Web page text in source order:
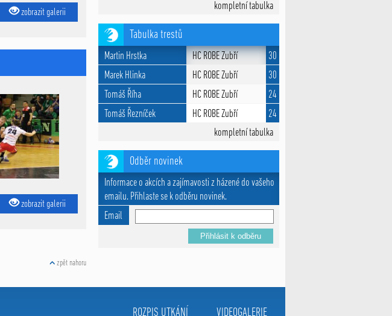
zobrazit galerii
zobrazit galerii
zpět nahoru
kompletní tabulka
Tabulka trestů
Martin Hrstka HC ROBE Zubří
30
Marek Hlinka
HC ROBE Zubří
30
Tomáš Říha
HC ROBE Zubří
24
Tomáš Řezníček
HC ROBE Zubří
24
kompletní tabulka
Odběr novinek
Informace o akcích a zajímavosti z házené do vašeho
emailu. Přihlaste se k odběru novinek.
Email
VIDEOGALERIE
ROZPIS UTKÁNÍ